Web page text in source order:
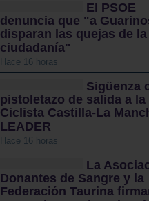
El PSOE
denuncia que "a
disparan las quejas de la
ciudadanía"
Hace 16 horas
Sigüenza
pistoletazo de salida a la
Ciclista Castilla-La
LEADER
Hace 16 horas
La
Donantes de Sangre y la
Federación Taurina